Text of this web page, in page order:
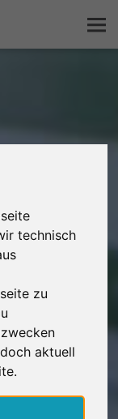
technisch
zu
aktuell